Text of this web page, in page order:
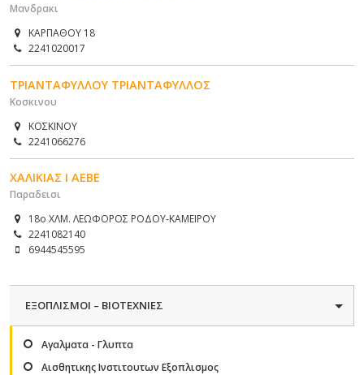
Μανδρακι
ΚΑΡΠΑΘΟΥ 18
2241020017
ΤΡΙΑΝΤΑΦΥΛΛΟΥ ΤΡΙΑΝΤΑΦΥΛΛΟΣ
Κοσκινου
ΚΟΣΚΙΝΟΥ
2241066276
ΧΑΛΙΚΙΑΣ Ι ΑΕΒΕ
Παραδεισι
18ο ΧΛΜ. ΛΕΩΦΟΡΟΣ ΡΟΔΟΥ-ΚΑΜΕΙΡΟΥ
2241082140
6944545595
ΕΞΟΠΛΙΣΜΟΙ – ΒΙΟΤΕΧΝΙΕΣ
Αγαλματα - Γλυπτα
Αισθητικης Ινστιτουτων Εξοπλισμος